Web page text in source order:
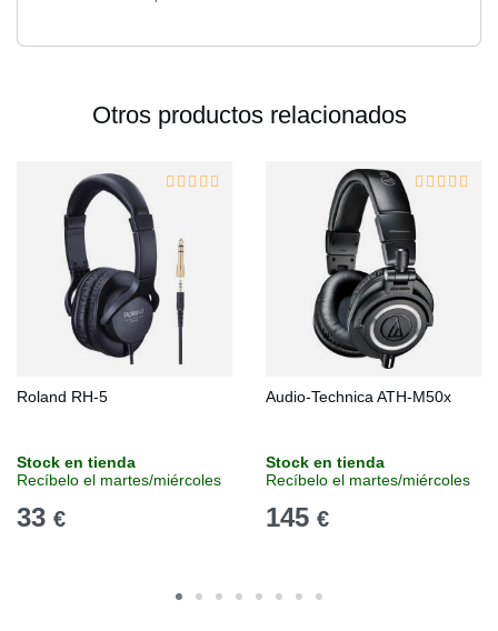
Otros productos relacionados
Roland RH-5
Stock en tienda
Recíbelo el martes/miércoles
33 €
Audio-Technica ATH-M50x
Stock en tienda
Recíbelo el martes/miércoles
145 €